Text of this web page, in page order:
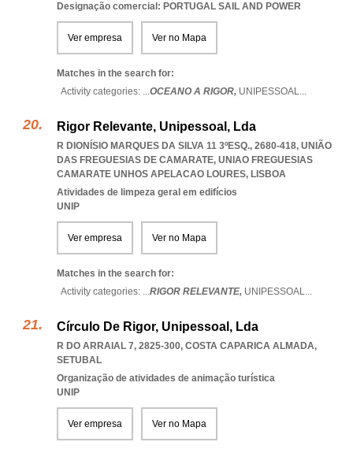
Designação comercial: PORTUGAL SAIL AND POWER
Ver empresa Ver no Mapa
Matches in the search for:
Activity categories: ...OCEANO A RIGOR, UNIPESSOAL...
Rigor Relevante, Unipessoal, Lda
R DIONÍSIO MARQUES DA SILVA 11 3ºESQ., 2680-418, UNIÃO
DAS FREGUESIAS DE CAMARATE, UNIAO FREGUESIAS
CAMARATE UNHOS APELACAO LOURES, LISBOA
Atividades de limpeza geral em edifícios
UNIP
Ver empresa Ver no Mapa
Matches in the search for:
Activity categories: ...RIGOR RELEVANTE, UNIPESSOAL...
Círculo De Rigor, Unipessoal, Lda
R DO ARRAIAL 7, 2825-300, COSTA CAPARICA ALMADA,
SETUBAL
Organização de atividades de animação turística
UNIP
Ver empresa Ver no Mapa